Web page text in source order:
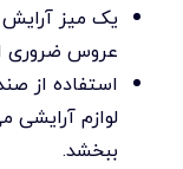
یک میز آرایش
عروس
استفاده از
لوازم
ببخشد.